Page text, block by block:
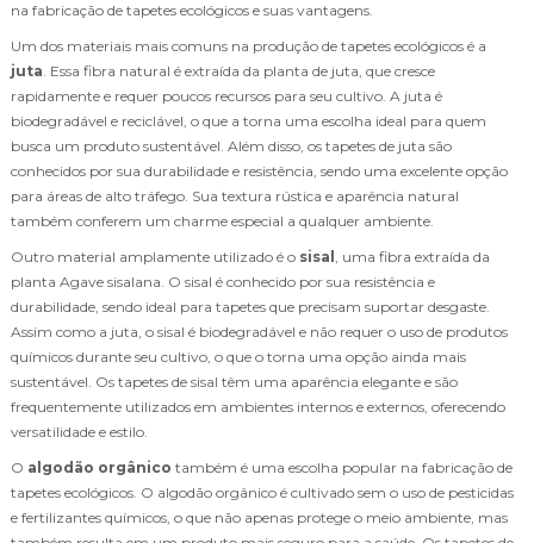
na fabricação de tapetes ecológicos e suas vantagens.
Um dos materiais mais comuns na produção de tapetes ecológicos é a
juta. Essa fibra natural é extraída da planta de juta, que cresce
rapidamente e requer poucos recursos para seu cultivo. A juta é
biodegradável e reciclável, o que a torna uma escolha ideal para quem
busca um produto sustentável. Além disso, os tapetes de juta são
conhecidos por sua durabilidade e resistência, sendo uma excelente opção
para áreas de alto tráfego. Sua textura rústica e aparência natural
também conferem um charme especial a qualquer ambiente.
Outro material amplamente utilizado é o sisal , uma fibra extraída da
planta Agave sisalana. O sisal é conhecido por sua resistência e
durabilidade, sendo ideal para tapetes que precisam suportar desgaste.
Assim como a juta, o sisal é biodegradável e não requer o uso de produtos
químicos durante seu cultivo, o que o torna uma opção ainda mais
sustentável. Os tapetes de sisal têm uma aparência elegante e são
frequentemente utilizados em ambientes internos e externos, oferecendo
versatilidade e estilo.
O algodão orgânico também é uma escolha popular na fabricação de
tapetes ecológicos. O algodão orgânico é cultivado sem o uso de pesticidas
e fertilizantes químicos, o que não apenas protege o meio ambiente, mas